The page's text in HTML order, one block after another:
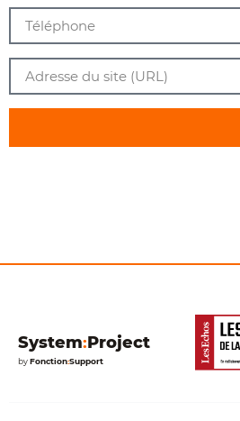
System:Project
byFonction:Support